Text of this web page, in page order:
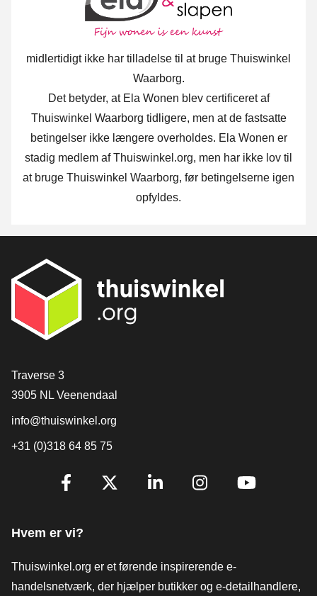
midlertidigt ikke har tilladelse til at bruge Thuiswinkel
Waarborg.
Det betyder, at Ela Wonen blev certificeret af
Thuiswinkel Waarborg tidligere, men at de fastsatte
betingelser ikke længere overholdes. Ela Wonen er
stadig medlem af Thuiswinkel.org, men har ikke lov til
at bruge Thuiswinkel Waarborg, før betingelserne igen
opfyldes.
[_General:Contact]
Traverse 3
3905 NL Veenendaal
info@thuiswinkel.org
+31 (0)318 64 85 75
[_General:SocialMediaTitle]
Hvem er vi?
Thuiswinkel.org er et førende inspirerende e-
handelsnetværk, der hjælper butikker og e-detailhandlere,